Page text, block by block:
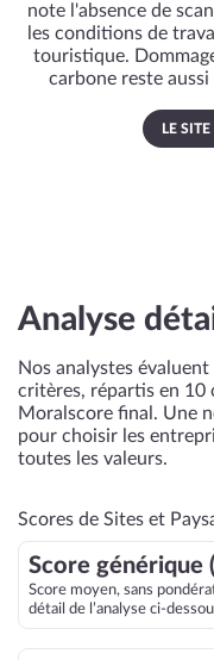
note l'absence de
les conditions de
touristique.
carbone reste
LE
Analyse
Nos analystes
critères, répartis en 10
Moralscore final. Une
pour choisir les
toutes les valeurs.
Scores de Sites et
Score générique
Score moyen, sans
détail de l’analyse ci-